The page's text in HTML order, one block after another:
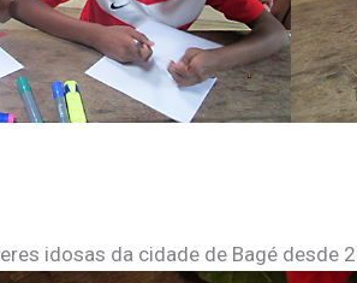
idosas da cidade de Bagé desde